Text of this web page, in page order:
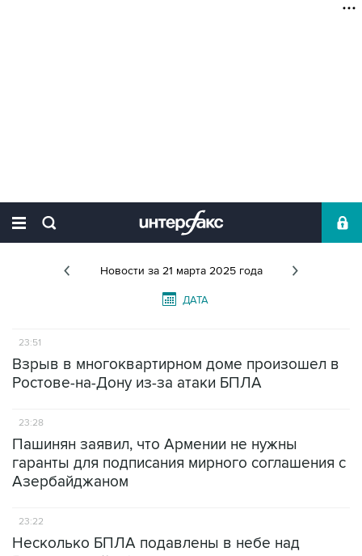
Новости за 21 марта 2025 года
ДАТА
23:51
Взрыв в многоквартирном доме произошел в
Ростове-на-Дону из-за атаки БПЛА
23:28
Пашинян заявил, что Армении не нужны
гаранты для подписания мирного соглашения с
Азербайджаном
23:22
Несколько БПЛА подавлены в небе над